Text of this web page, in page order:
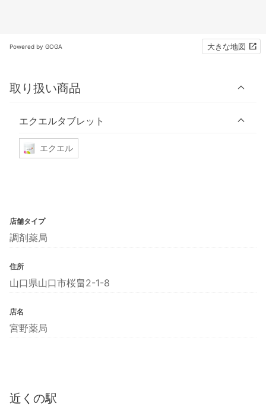
Powered by GOGA 大きな地図
取り扱い商品
エクエルタブレット
エクエル
店舗タイプ
調剤薬局
住所
山口県山口市桜畠2-1-8
店名
宮野薬局
近くの駅